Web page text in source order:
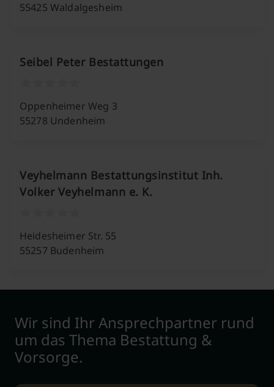
55425 Waldalgesheim
Seibel Peter Bestattungen
Oppenheimer Weg 3
55278 Undenheim
Veyhelmann Bestattungsinstitut Inh.
Volker Veyhelmann e. K.
Heidesheimer Str. 55
55257 Budenheim
Wir sind Ihr Ansprechpartner rund
um das Thema Bestattung &
Vorsorge.